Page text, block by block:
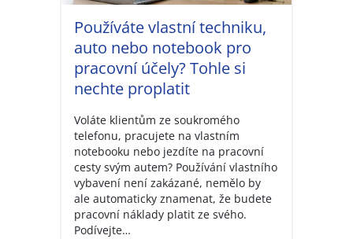
Používáte vlastní techniku,
auto nebo notebook pro
pracovní účely? Tohle si
nechte proplatit
Voláte klientům ze soukromého
telefonu, pracujete na vlastním
notebooku nebo jezdíte na pracovní
cesty svým autem? Používání vlastního
vybavení není zakázané, nemělo by
ale automaticky znamenat, že budete
pracovní náklady platit ze svého.
Podívejte…